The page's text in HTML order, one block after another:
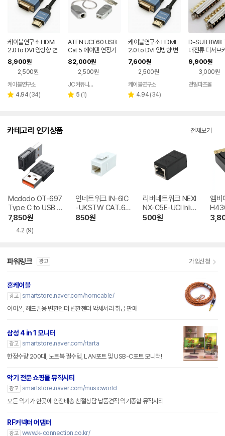
케이블연구소 HDMI
2.0 to DVI 양방향 변
환 케이블 모니터선 3
m, 1개
8,900원
2,500원
케이블연구소
별 4.94 리
(34)
ATEN UCE60 USB
Cat 5 에이텐 연장기
60m
82,000원
2,500원
JC커뮤니케이션
별 5 리
(1)
케이블연구소 HDMI
2.0 to DVI 양방향 변
환 케이블 모니터선 1.
8m, 1개
7,600원
2,500원
케이블연구소
별 4.94 리
(34)
D-SUB 8W8
대전류 디서브
0A 20A 30A
9,900원
3,000원
천일파츠몰
카테고리 인기상품 전체보기
Mcdodo OT-697
Type C to USB 2.
0 OTG 젠더
7,850원
4.2 (9)
인네트워크 IN-6IC
-UKSTW CAT.6
UTP 플레이트형 커
850원
리버네트워크 NEXI
NX-C5E-UCI Inlin
e CAT.5E UTP I형
500원
엠
DMI
파워링크 광고 가입신청
혼케이블
광고 smartstore.naver.com/horncable/
이어폰, 헤드폰용 변환젠더 변환젠더 악세서리 취급 판매
삼성 4 in 1 모니터
광고 smartstore.naver.com/rtarta
한정수량 200대, 노트북 필수템, LAN포트 및 USB-C포트 모니터!
악기 전문 쇼핑몰 뮤직시티
광고 smartstore.naver.com/musicworld
모든 악기가 한곳에 안전배송 친절상담 납품견적 악기종합 뮤직시티
RF커넥터 어댑터
광고 www.k-connection.co.kr/